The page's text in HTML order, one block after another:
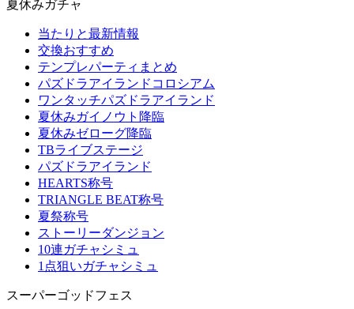
夏休みガチャ
当たりと最新情報
交換おすすめ
テンプレパーティまとめ
パズドラアイランドコロシアム
ワンタッチパズドラアイランド
夏休みガイノウト降臨
夏休みゼローグ降臨
TBライブステージ
パズドラアイランド
HEARTS称号
TRIANGLE BEAT称号
夏祭称号
ストーリーダンジョン
10連ガチャシミュ
1点狙いガチャシミュ
スーパーゴッドフェス